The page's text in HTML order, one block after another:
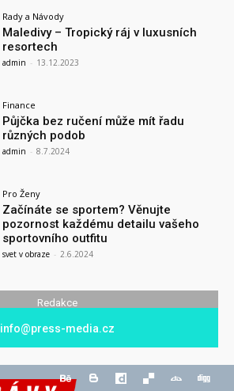
Rady a Návody
Maledivy – Tropický ráj v luxusních
resortech
admin - 13.12.2023
Finance
Půjčka bez ručení může mít řadu
různých podob
admin - 8.7.2024
Pro Ženy
Začínáte se sportem? Věnujte
pozornost každému detailu vašeho
sportovního outfitu
svet v obraze - 2.6.2024
Redakce
info@press-media.cz